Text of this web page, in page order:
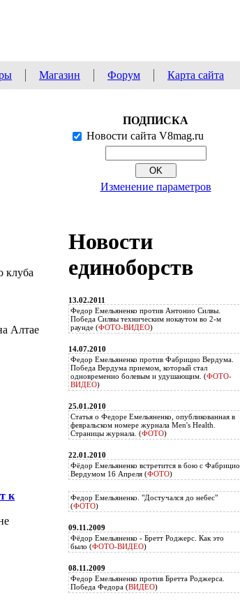
Магазин Форум Карта сайта
клуба
Алтае
к
ПОДПИСКА
Новости сайта V8mag.ru
Изменение параметров
Новости
единоборств
13.02.2011
Федор Емельяненко против Антонио Силвы.
Победа Силвы техническим нокаутом во 2-м
раунде (ФОТО-ВИДЕО)
14.07.2010
Федор Емельяненко против Фабрицио Вердума.
Победа Вердума приемом, который стал
одновременно болевым и удушающим. (ФОТО-
ВИДЕО)
25.01.2010
Статья о Федоре Емельяненко, опубликованная в
февральском номере журнала Men's Health.
Страницы журнала. (ФОТО)
22.01.2010
Фёдор Емельяненко встретится в бою с Фабрицио
Вердумом 16 Апреля (ФОТО)
Федор Емельяненко. "Достучался до небес"
(ФОТО)
09.11.2009
Фёдор Емельяненко - Бретт Роджерс. Как это
было (ФОТО-ВИДЕО)
08.11.2009
Федор Емельяненко против Бретта Роджерса.
Победа Федора (ВИДЕО)